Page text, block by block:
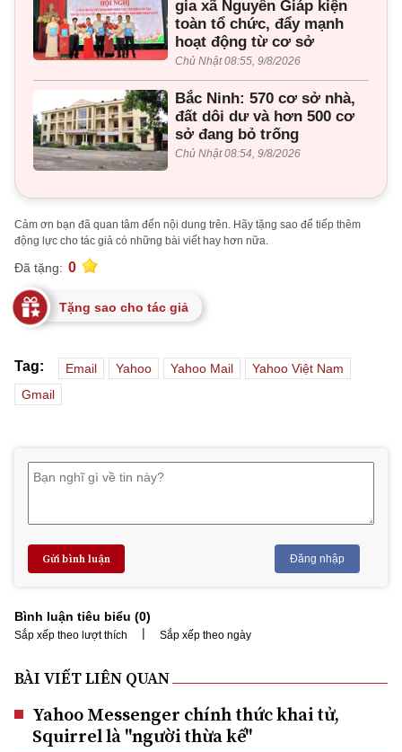
gia xã Nguyên Giáp kiện
toàn tổ chức, đẩy mạnh
hoạt động từ cơ sở
Chủ Nhật 08:55, 9/8/2026
Bắc Ninh: 570 cơ sở nhà,
đất dôi dư và hơn 500 cơ
sở đang bỏ trống
Chủ Nhật 08:54, 9/8/2026
Cảm ơn bạn đã quan tâm đến nội dung trên. Hãy tặng sao để tiếp thêm
động lực cho tác giả có những bài viết hay hơn nữa.
Đã tặng: 0
Tặng sao cho tác giả
Tag: Email Yahoo Yahoo Mail
Yahoo Việt Nam
Gmail
Gửi bình luận Đăng nhập
Bình luận tiêu biểu (0)
Sắp xếp theo lượt thích | Sắp xếp theo ngày
BÀI VIẾT LIÊN QUAN
Yahoo Messenger chính thức khai tử,
Squirrel là "người thừa kế"